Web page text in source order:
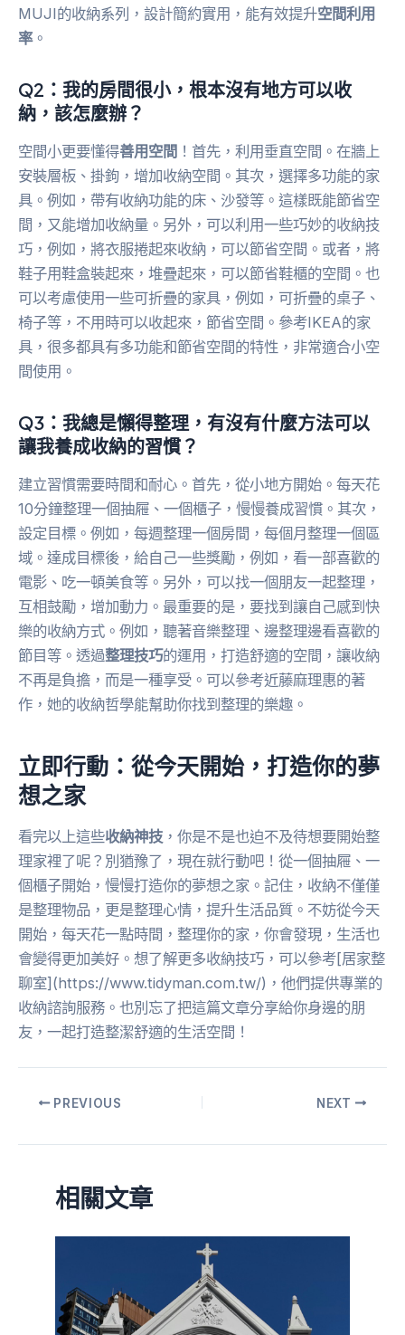
MUJI的收納系列，設計簡約實用，能有效提升空間利用
率。
Q2：我的房間很小，根本沒有地方可以收
納，該怎麼辦？
空間小更要懂得善用空間 ！首先，利用垂直空間。在牆上
安裝層板、掛鉤，增加收納空間。其次，選擇多功能的家
具。例如，帶有收納功能的床、沙發等。這樣既能節省空
間，又能增加收納量。另外，可以利用一些巧妙的收納技
巧，例如，將衣服捲起來收納，可以節省空間。或者，將
鞋子用鞋盒裝起來，堆疊起來，可以節省鞋櫃的空間。也
可以考慮使用一些可折疊的家具，例如，可折疊的桌子、
椅子等，不用時可以收起來，節省空間。參考IKEA的家
具，很多都具有多功能和節省空間的特性，非常適合小空
間使用。
Q3：我總是懶得整理，有沒有什麼方法可以
讓我養成收納的習慣？
建立習慣需要時間和耐心。首先，從小地方開始。每天花
10分鐘整理一個抽屜、一個櫃子，慢慢養成習慣。其次，
設定目標。例如，每週整理一個房間，每個月整理一個區
域。達成目標後，給自己一些獎勵，例如，看一部喜歡的
電影、吃一頓美食等。另外，可以找一個朋友一起整理，
互相鼓勵，增加動力。最重要的是，要找到讓自己感到快
樂的收納方式。例如，聽著音樂整理、邊整理邊看喜歡的
節目等。透過整理技巧的運用，打造舒適的空間，讓收納
不再是負擔，而是一種享受。可以參考近藤麻理惠的著
作，她的收納哲學能幫助你找到整理的樂趣。
立即行動：從今天開始，打造你的夢
想之家
看完以上這些收納神技 ，你是不是也迫不及待想要開始整
理家裡了呢？別猶豫了，現在就行動吧！從一個抽屜、一
個櫃子開始，慢慢打造你的夢想之家。記住，收納不僅僅
是整理物品，更是整理心情，提升生活品質。不妨從今天
開始，每天花一點時間，整理你的家，你會發現，生活也
會變得更加美好。想了解更多收納技巧，可以參考[居家整
聊室](https://www.tidyman.com.tw/)，他們提供專業的
收納諮詢服務。也別忘了把這篇文章分享給你身邊的朋
友，一起打造整潔舒適的生活空間！
PREVIOUS NEXT
相關文章